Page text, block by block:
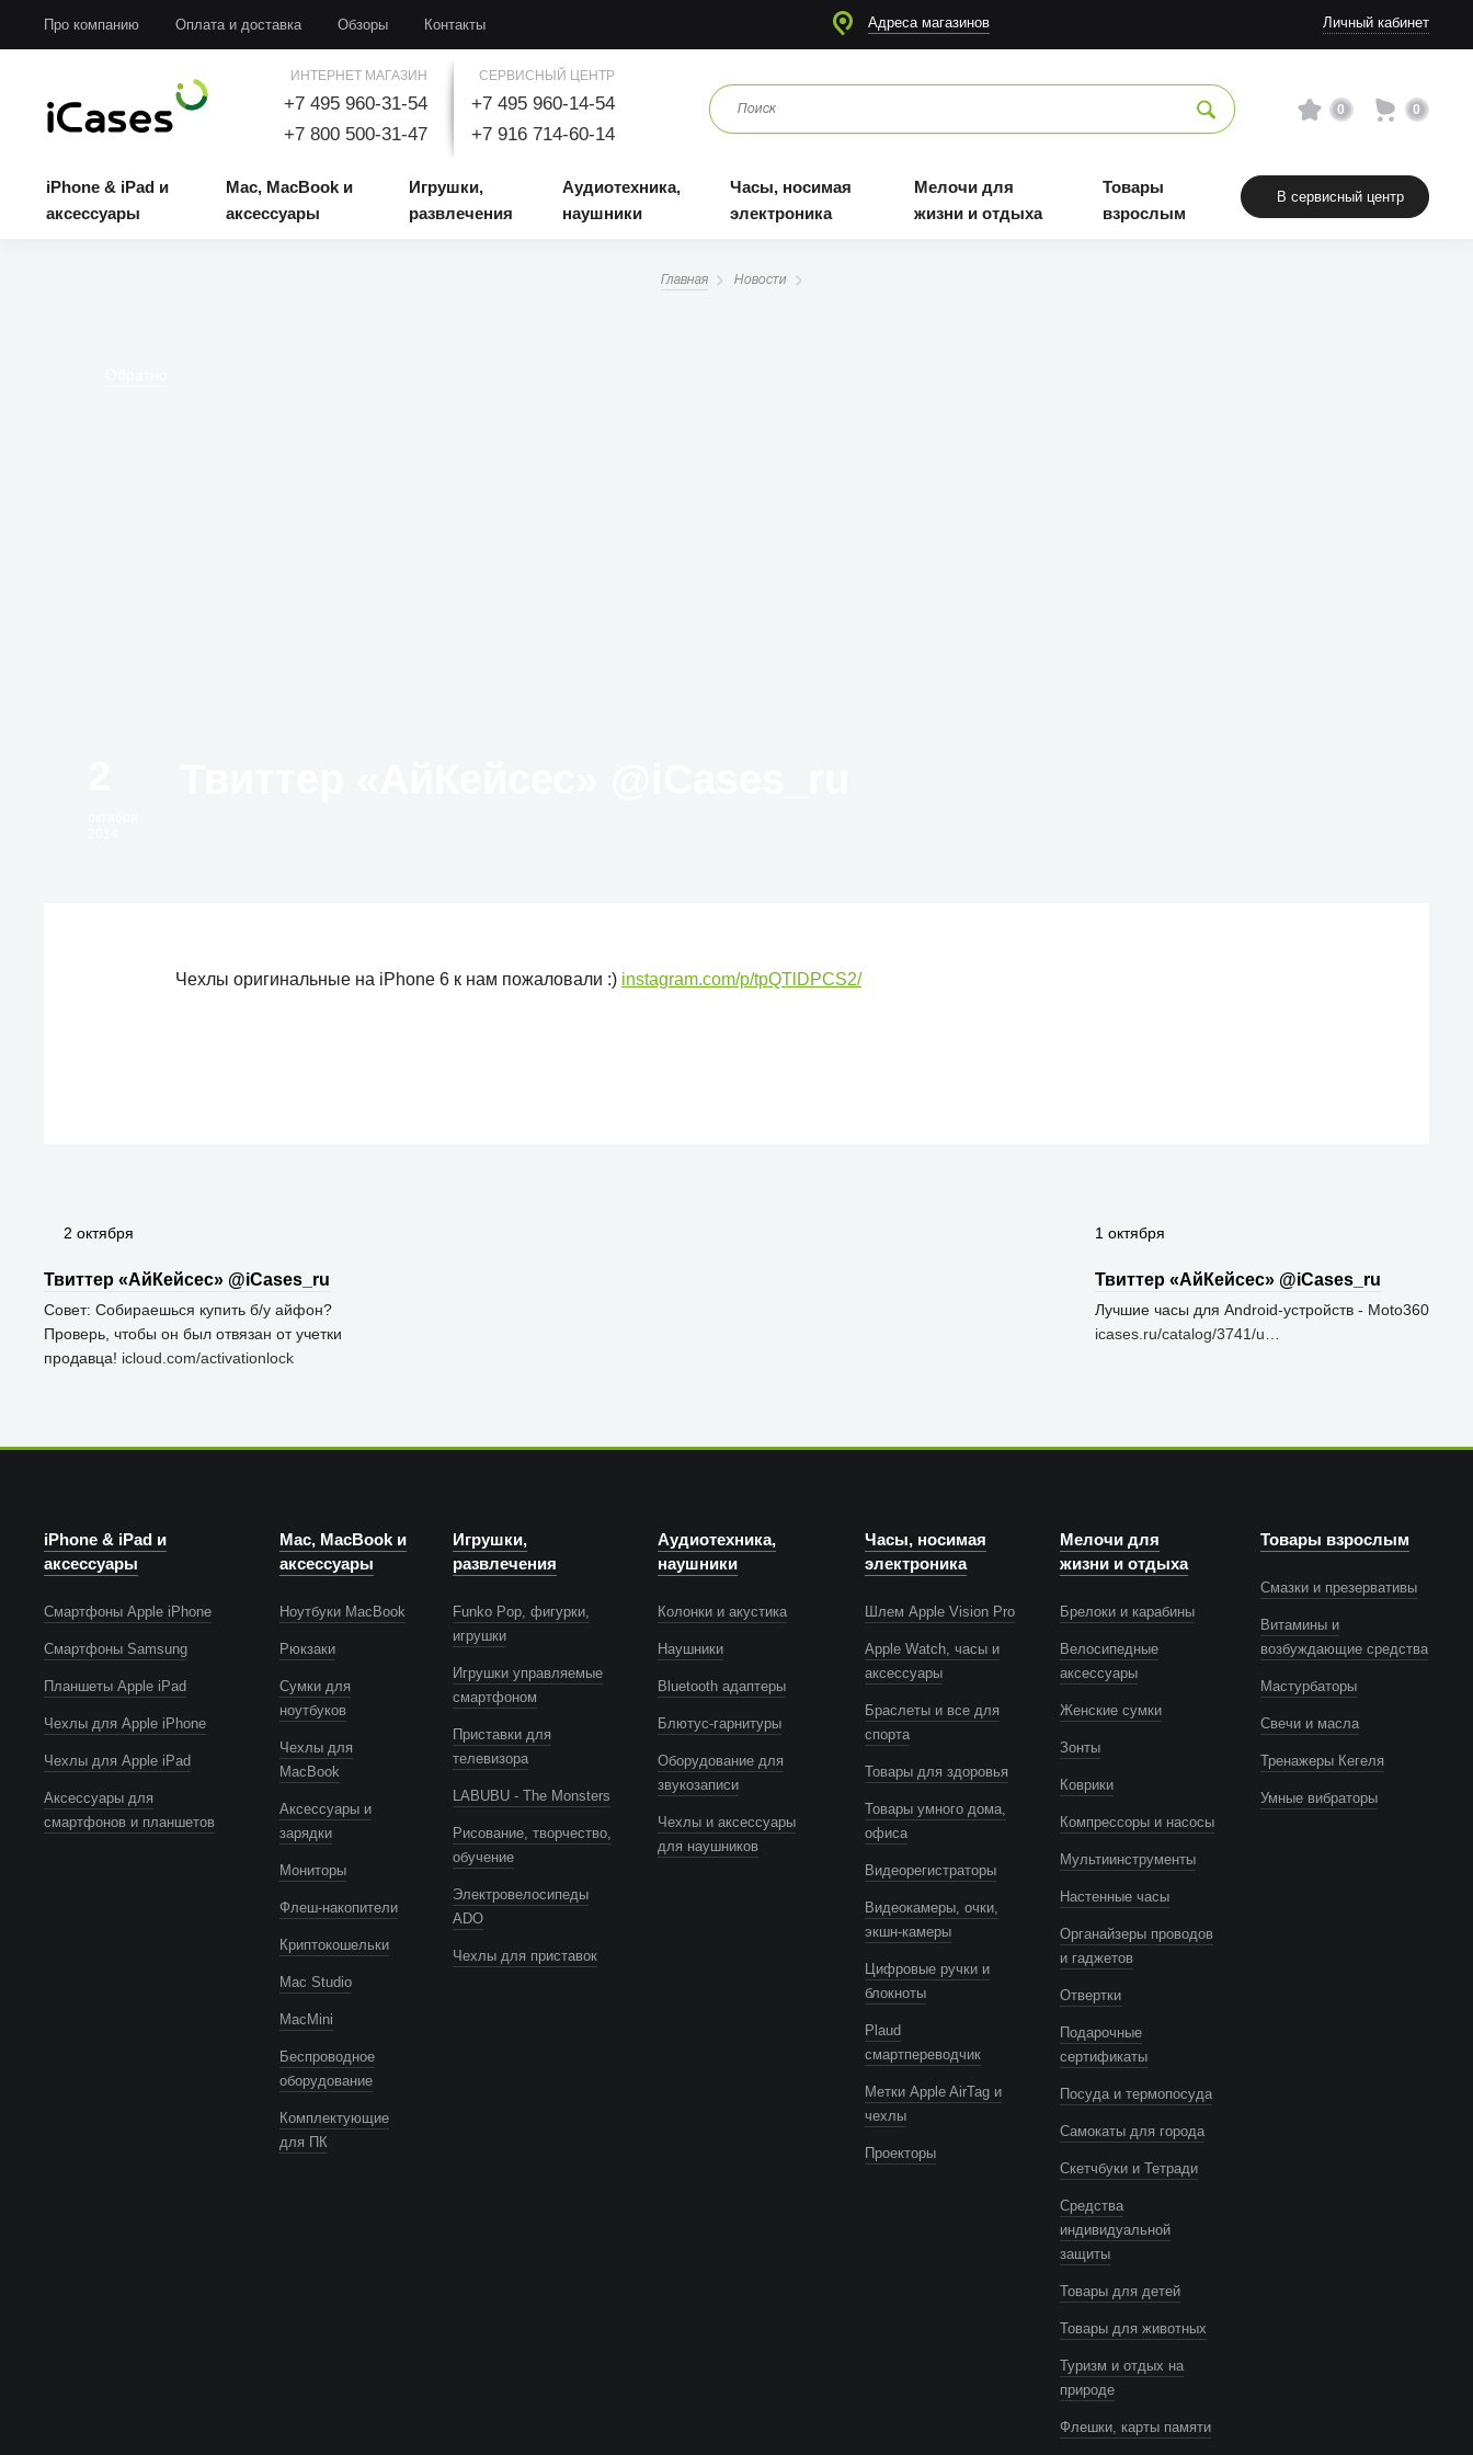
Про компанию Оплата и доставка Обзоры Контакты Адреса магазинов Личный кабинет
ИНТЕРНЕТ МАГАЗИН
+7 495 960-31-54
+7 800 500-31-47
СЕРВИСНЫЙ ЦЕНТР
+7 495 960-14-54
+7 916 714-60-14
0 0
iPhone & iPad и
аксессуары
Mac, MacBook и
аксессуары
Игрушки,
развлечения
Аудиотехника,
наушники
Часы, носимая
электроника
Мелочи для
жизни и отдыха
Товары
взрослым
В сервисный центр
Главная Новости
Чехлы оригинальные на iPhone 6 к нам пожаловали :) instagram.com/p/tpQTlDPCS2/
1 октября
Твиттер «АйКейсес» ‏@iCases_ru
Лучшие часы для Android-устройств - Moto360
icases.ru/catalog/3741/u…
2 октября
Твиттер «АйКейсес» ‏@iCases_ru
Совет: Собираешься купить б/у айфон?
Проверь, чтобы он был отвязан от учетки
продавца! icloud.com/activationlock
iPhone & iPad и
аксессуары
Смартфоны Apple iPhone
Смартфоны Samsung
Планшеты Apple iPad
Чехлы для Apple iPhone
Чехлы для Apple iPad
Аксессуары для
смартфонов и планшетов
Mac, MacBook и
аксессуары
Ноутбуки MacBook
Рюкзаки
Сумки для
ноутбуков
Чехлы для
MacBook
Аксессуары и
зарядки
Мониторы
Флеш-накопители
Криптокошельки
Mac Studio
MacMini
Беспроводное
оборудование
Комплектующие
для ПК
Игрушки,
развлечения
Funko Pop, фигурки,
игрушки
Игрушки управляемые
смартфоном
Приставки для
телевизора
LABUBU - The Monsters
Рисование, творчество,
обучение
Электровелосипеды
ADO
Чехлы для приставок
Аудиотехника,
наушники
Колонки и акустика
Наушники
Bluetooth адаптеры
Блютус-гарнитуры
Оборудование для
звукозаписи
Чехлы и аксессуары
для наушников
Часы, носимая
электроника
Шлем Apple Vision Pro
Apple Watch, часы и
аксессуары
Браслеты и все для
спорта
Товары для здоровья
Товары умного дома,
офиса
Видеорегистраторы
Видеокамеры, очки,
экшн-камеры
Цифровые ручки и
блокноты
Plaud
смартпереводчик
Метки Apple AirTag и
чехлы
Проекторы
Мелочи для
жизни и отдыха
Брелоки и карабины
Велосипедные
аксессуары
Женские сумки
Зонты
Коврики
Компрессоры и насосы
Мультиинструменты
Настенные часы
Органайзеры проводов
и гаджетов
Отвертки
Подарочные
сертификаты
Посуда и термопосуда
Самокаты для города
Скетчбуки и Тетради
Средства
индивидуальной
защиты
Товары для детей
Товары для животных
Туризм и отдых на
природе
Флешки, карты памяти
Товары взрослым
Смазки и презервативы
Витамины и
возбуждающие средства
Мастурбаторы
Свечи и масла
Тренажеры Кегеля
Умные вибраторы